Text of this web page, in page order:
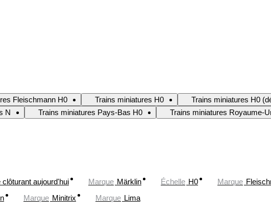
Fleischmann H0 Trains miniatures H0
Trains miniatures H0
N Trains miniatures Pays-Bas H0 Trains miniatures Royaume-
clôturant aujourd'hui Marque Märklin Échelle H0 Marque
Marque Minitrix Marque Lima